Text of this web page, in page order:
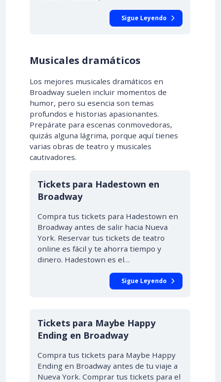
Sigue Leyendo
Musicales dramáticos
Los mejores musicales dramáticos en
Broadway suelen incluir momentos de
humor, pero su esencia son temas
profundos e historias apasionantes.
Prepárate para escenas conmovedoras,
quizás alguna lágrima, porque aquí tienes
varias obras de teatro y musicales
cautivadores.
Tickets para Hadestown en
Broadway
Compra tus tickets para Hadestown en
Broadway antes de salir hacia Nueva
York. Reservar tus tickets de teatro
online es fácil y te ahorra tiempo y
dinero. Hadestown es el…
Sigue Leyendo
Tickets para Maybe Happy
Ending en Broadway
Compra tus tickets para Maybe Happy
Ending en Broadway antes de tu viaje a
Nueva York. Comprar tus tickets para el